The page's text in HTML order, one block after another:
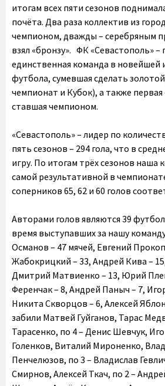
итогам всех пяти сезонов
почёта. Два раза коллектив из
чемпионом, дважды – серебряным
взял «бронзу». ФК «Севастополь» –
единственная команда в новейшей
футбола, сумевшая сделать
чемпионат и Кубок), а также
ставшая чемпионом.
«Севастополь» – лидер по
пять сезонов – 294 гола, что в
игру. По итогам трёх сезонов наша
самой результативной в
соперников 65, 62 и 60 голов
Авторами голов являются 39
время выступавших за нашу
Османов – 47 мячей, Евгений
Жабокрицкий – 33, Андрей Кива –
Дмитрий Матвиенко – 13, Юрий
Ференчак – 8, Андрей Паныч – 7,
Никита Скворцов – 6, Алексей
забили Матвей Гуйганов, Тарас
Тарасенко, по 4 – Денис Шевчук,
Голенков, Виталий Мироненко,
Пенчелюзов, по 3 – Владислав
Смирнов, Алексей Ткач, по 2 –